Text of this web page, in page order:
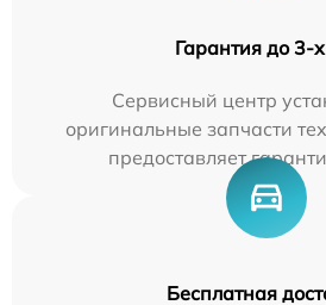
Гарантия до 3-х
Сервисный центр
оригинальные запчасти
предоставляет
Бесплатная